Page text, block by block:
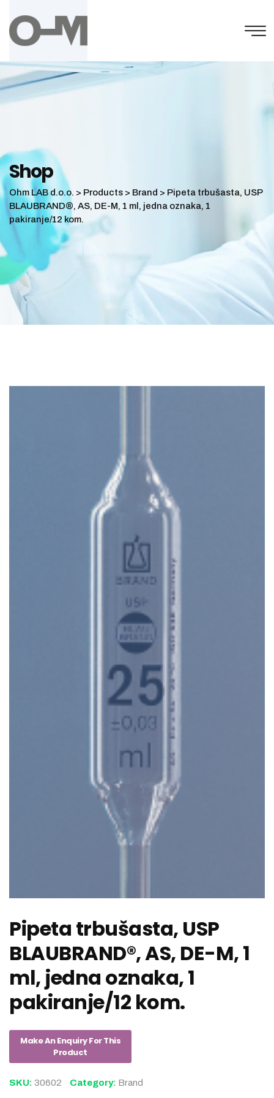
content
Shop
Ohm LAB d.o.o. > Products > Brand > Pipeta trbušasta, USP
BLAUBRAND®, AS, DE-M, 1 ml, jedna oznaka, 1
pakiranje/12 kom.
Pipeta trbušasta, USP
BLAUBRAND®, AS, DE-M, 1
ml, jedna oznaka, 1
pakiranje/12 kom.
SKU: 30602 Category: Brand